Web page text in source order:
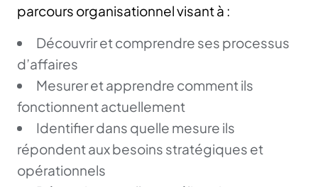
parcours organisationnel visant à :
Découvrir et comprendre ses processus
d’affaires
Mesurer et apprendre comment ils
fonctionnent actuellement
Identifier dans quelle mesure ils
répondent aux besoins stratégiques et
opérationnels